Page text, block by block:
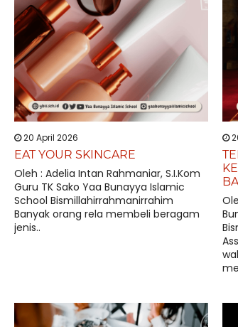
20 April 2026
EAT YOUR SKINCARE
Oleh : Adelia Intan Rahmaniar, S.I.Kom
Guru TK Sako Yaa Bunayya Islamic
School Bismillahirrahmanirrahim
Banyak orang rela membeli beragam
jenis..